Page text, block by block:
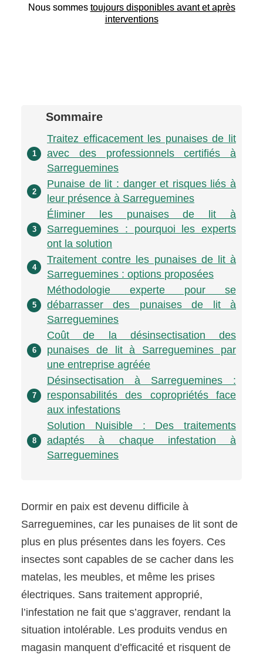
Nous sommes toujours disponibles avant et après
interventions
Sommaire
1
Traitez efficacement les punaises de lit
avec des professionnels certifiés à
Sarreguemines
2
Punaise de lit : danger et risques liés à
leur présence à Sarreguemines
3
Éliminer les punaises de lit à
Sarreguemines : pourquoi les experts
ont la solution
4
Traitement contre les punaises de lit à
Sarreguemines : options proposées
5
Méthodologie experte pour se
débarrasser des punaises de lit à
Sarreguemines
6
Coût de la désinsectisation des
punaises de lit à Sarreguemines par
une entreprise agréée
7
Désinsectisation à Sarreguemines :
responsabilités des copropriétés face
aux infestations
8
Solution Nuisible : Des traitements
adaptés à chaque infestation à
Sarreguemines
Dormir en paix est devenu difficile à
Sarreguemines, car les punaises de lit sont de
plus en plus présentes dans les foyers. Ces
insectes sont capables de se cacher dans les
matelas, les meubles, et même les prises
électriques. Sans traitement approprié,
l’infestation ne fait que s’aggraver, rendant la
situation intolérable. Les produits vendus en
magasin manquent d’efficacité et risquent de